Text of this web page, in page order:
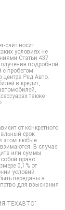
сайт носит
условиях не
Статьи 437
подробной
пробегом
центра Ред Авто.
в кредит,
также
от конкретного
срок
этом любые
В случае
или суммы
собой право
0,1% от
условий
переданы в
для взыскания
ТЕХАВТО"